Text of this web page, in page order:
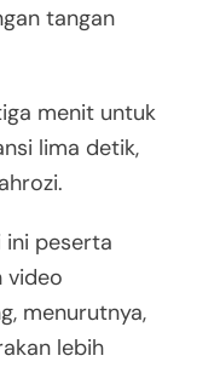
tangan
menit untuk
lima detik,
ini peserta
video
menurutnya,
lebih